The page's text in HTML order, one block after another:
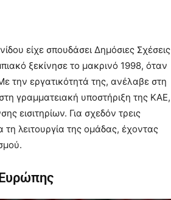
είχε σπουδάσει Δημόσιες Σχέσεις
ξεκίνησε το μακρινό 1998, όταν
την εργατικότητά της, ανέλαβε στη
γραμματειακή υποστήριξη της ΚΑΕ,
εισιτηρίων. Για σχεδόν τρεις
λειτουργία της ομάδας, έχοντας